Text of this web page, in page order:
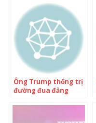
đường đua vào Nhà
Trắng
Ông Trump thống trị
đường đua đảng